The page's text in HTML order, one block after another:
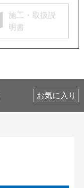
施工・取扱説
明書
お気に入り